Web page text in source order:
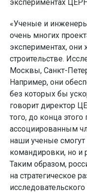
экспериментах
«Ученые и
очень многих
экспериментах, они
строительстве.
Москвы, Санкт-
Например, они
без которых бы
говорит директор
того, до конца этого
ассоциированным
наши ученые
командировки, но и
Таким образом,
на стратегическое
исследовательского